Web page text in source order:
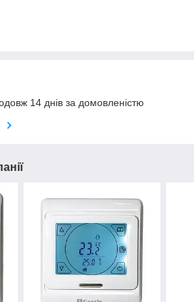
14 днів за домовленістю